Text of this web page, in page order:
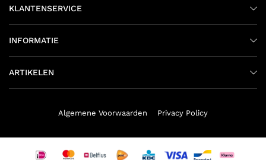
KLANTENSERVICE
INFORMATIE
ARTIKELEN
Algemene Voorwaarden Privacy Policy